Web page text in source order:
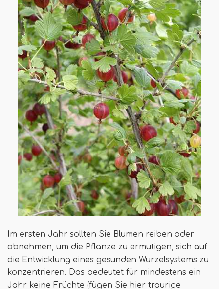
Im ersten Jahr sollten Sie Blumen reiben oder
abnehmen, um die Pflanze zu ermutigen, sich auf
die Entwicklung eines gesunden Wurzelsystems zu
konzentrieren. Das bedeutet für mindestens ein
Jahr keine Früchte (fügen Sie hier traurige